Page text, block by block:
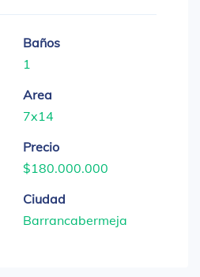
Baños
1
Area
7x14
Precio
$180.000.000
Ciudad
Barrancabermeja